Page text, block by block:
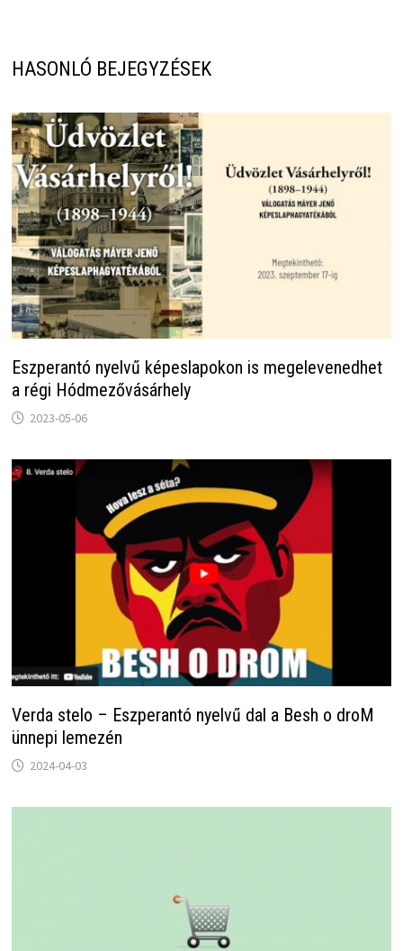
HASONLÓ BEJEGYZÉSEK
Eszperantó nyelvű képeslapokon is megelevenedhet
a régi Hódmezővásárhely
2023-05-06
Verda stelo – Eszperantó nyelvű dal a Besh o droM
ünnepi lemezén
2024-04-03